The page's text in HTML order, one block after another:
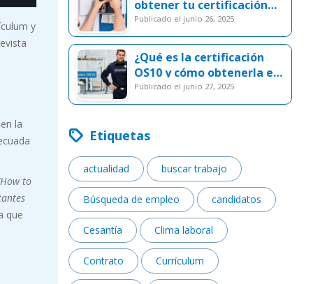
y
la
to
que
obtener tu certificación
SEC
publicado el junio 26, 2025
¿Qué es la certificación
OS10 y cómo obtenerla en
Chile?
publicado el junio 27, 2025
Etiquetas
actualidad buscar trabajo
Búsqueda de empleo candidatos
Cesantía Clima laboral
Contrato Currículum